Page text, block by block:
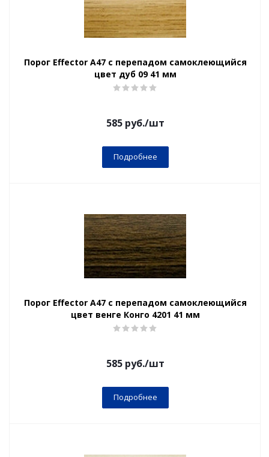
Порог Effector А47 с перепадом самоклеющийся
цвет дуб 09 41 мм
585руб./шт
Подробнее
Порог Effector А47 с перепадом самоклеющийся
цвет венге Конго 4201 41 мм
585руб./шт
Подробнее